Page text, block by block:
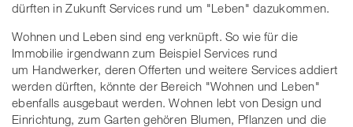
dürften in Zukunft Services rund um "Leben" dazukommen.
Wohnen und Leben sind eng verknüpft. So wie für die
Immobilie irgendwann zum Beispiel Services rund
um Handwerker, deren Offerten und weitere Services addiert
werden dürften, könnte der Bereich "Wohnen und Leben"
ebenfalls ausgebaut werden. Wohnen lebt von Design und
Einrichtung, zum Garten gehören Blumen, Pflanzen und die